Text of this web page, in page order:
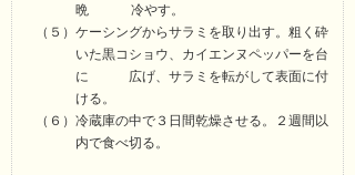
晩 冷やす。
（５） ケーシングからサラミを取り出す。粗く砕
いた黒コショウ、カイエンヌペッパーを台
に 広げ、サラミを転がして表面に付
ける。
（６） 冷蔵庫の中で３日間乾燥させる。２週間以
内で食べ切る。